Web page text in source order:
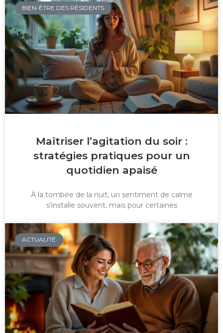
BIEN-ÊTRE DES RÉSIDENTS
Maîtriser l’agitation du soir :
stratégies pratiques pour un
quotidien apaisé
À la tombée de la nuit, un sentiment de calme
s’installe souvent, mais pour certaines
ACTUALITÉ